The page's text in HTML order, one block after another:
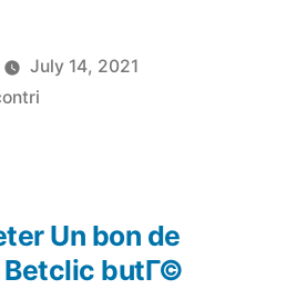
July 14, 2021
Un bon de
butГ©